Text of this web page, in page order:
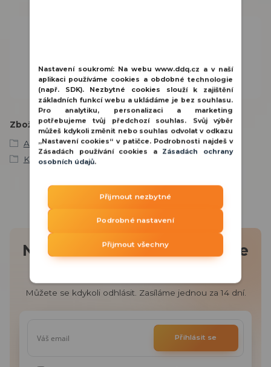
PO - PÁ 8:00 - 15:30 hod.
obchod@ddq.cz
Zboží zařazeno v kategoriích
AJAX
Kamerové systémy
Nepropásněte novinky, akce
a slevy!
Můžete se kdykoli odhlásit. Zasíláme jednou za 14 dní.
Přihlásit se
Nastavení soukromí: Na webu www.ddq.cz a v naší
aplikaci používáme cookies a obdobné technologie
(např. SDK). Nezbytné cookies slouží k zajištění
základních funkcí webu a ukládáme je bez souhlasu.
Pro analytiku, personalizaci a marketing
potřebujeme tvůj předchozí souhlas. Svůj výběr
můžeš kdykoli změnit nebo souhlas odvolat v odkazu
„Nastavení cookies“ v patičce. Podrobnosti najdeš v
Zásadách používání cookies a Zásadách ochrany
osobních údajů.
Přijmout nezbytné
Podrobné nastavení
Přijmout všechny